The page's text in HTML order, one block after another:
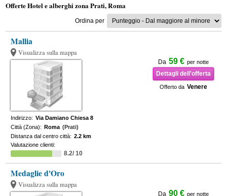
Offerte Hotel e alberghi zona Prati, Roma
Ordina per
Mallia
Visualizza sulla mappa
Da 59 € per notte
Dettagli dell'offerta
Offerto da Venere
Indirizzo: Via Damiano Chiesa 8
Città (Zona): Roma (Prati)
Distanza dal centro città: 2.2 km
Valutazione clienti:
8.2/ 10
Medaglie d'Oro
Visualizza sulla mappa
Da 90 € per notte